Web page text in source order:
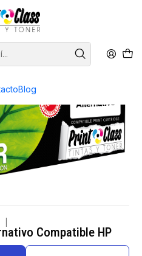
Blog
sobre $120.000
Alternativos
Compatible HP
Compatible HP